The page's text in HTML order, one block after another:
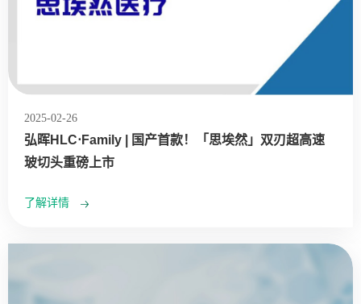
2025-02-26
弘晖HLC⋅Family | 国产首款！「思埃然」双刃超高速
玻切头重磅上市
了解详情